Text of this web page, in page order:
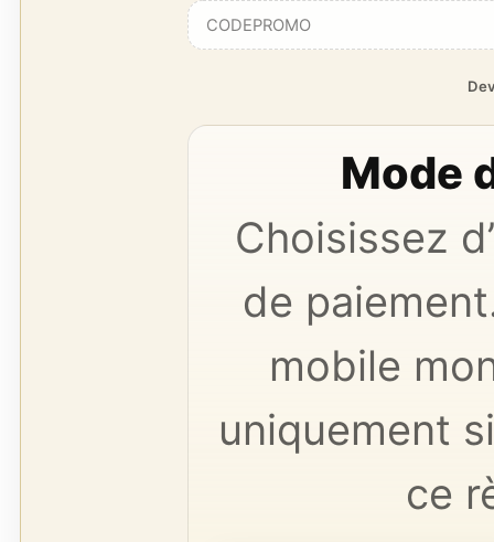
Mode
Choisissez
de
mobile
uniquement
ce